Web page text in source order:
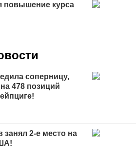
повышение курса
соперницу,
478 позиций
2-е место на